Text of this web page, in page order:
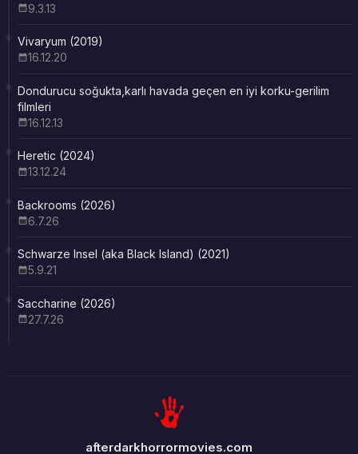
9.3.13
Vivaryum (2019)
16.12.20
Dondurucu soğukta,karlı havada geçen en iyi korku-gerilim
filmleri
16.12.13
Heretic (2024)
13.12.24
Backrooms (2026)
6.7.26
Schwarze Insel (aka Black Island) (2021)
5.9.21
Saccharine (2026)
27.7.26
afterdarkhorrormovies.com